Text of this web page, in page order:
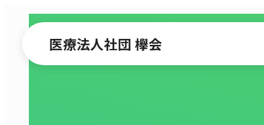
医療法人社団 欅会